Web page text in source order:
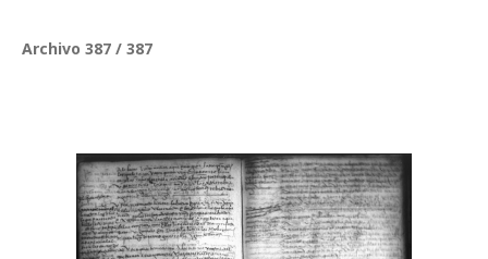
Archivo 387 / 387